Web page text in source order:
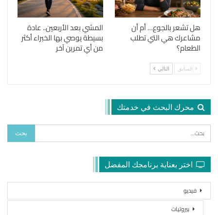
هل تشعر بالجوع… أم أن
مشاعرك هي التي تطلب
الطعام؟
المشي بعد الأربعين.. عادة
بسيطة يوصي بها الخبراء أكثر
من أي تمرين آخر
السابق التالي
محرك البحث في خدمتك
اختر بعناية برنامجك المفضل
فيديو
بيروتيات